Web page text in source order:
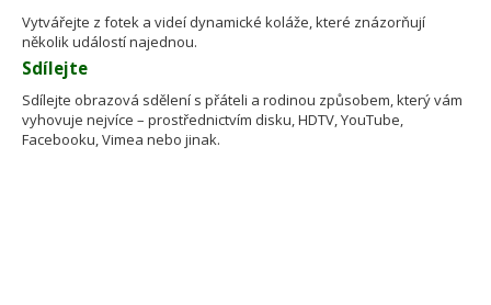
Vytvářejte z fotek a videí dynamické koláže, které znázorňují
několik událostí najednou.
Sdílejte
Sdílejte obrazová sdělení s přáteli a rodinou způsobem, který vám
vyhovuje nejvíce – prostřednictvím disku, HDTV, YouTube,
Facebooku, Vimea nebo jinak.